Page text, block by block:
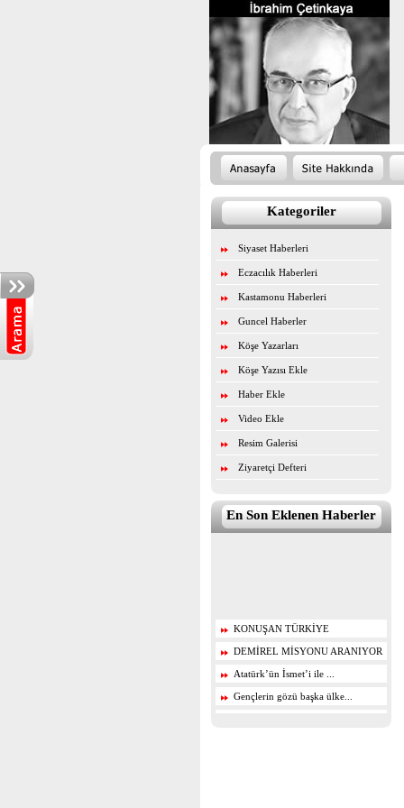
Kategoriler
Siyaset Haberleri
Eczacılık Haberleri
Kastamonu Haberleri
Guncel Haberler
Köşe Yazarları
Köşe Yazısı Ekle
Haber Ekle
Video Ekle
Resim Galerisi
Ziyaretçi Defteri
En Son Eklenen Haberler